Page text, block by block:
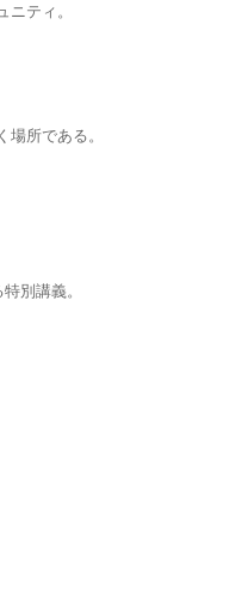
ティ。
所である。
別講義。